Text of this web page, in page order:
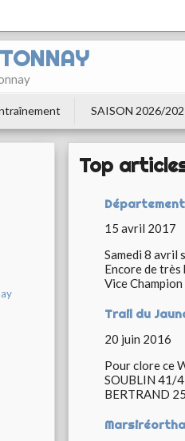
SAISON 2026/
Top
15 avril 2017
Samedi 8 avril
Encore de
Vice
Trail du
20 juin 2016
Pour clore ce
SOUBLIN 41/
BERTRAND